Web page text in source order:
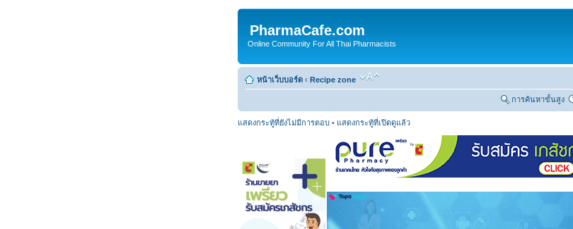
PharmaCafe.com
Online Community For All Thai Pharmacists
หน้าเว็บบอร์ด ‹ Recipe zone
การค้นหาขั้นสูง
แสดงกระทู้ที่ยังไม่มีการตอบ • แสดงกระทู้ที่เปิดดูแล้ว